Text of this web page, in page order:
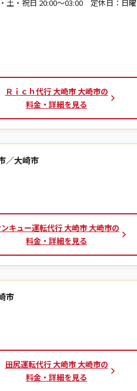
土・祝日 20:00～03:00 定休日：日曜
Ｒｉｃｈ代行 大崎市 大崎市の
料金・詳細を見る
／大崎市
キュー運転代行 大崎市 大崎市の
料金・詳細を見る
市
田尻運転代行 大崎市 大崎市の
料金・詳細を見る